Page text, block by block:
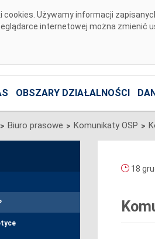
cookies. Używamy informacji
internetowej można zmienić
OBSZARY DZIAŁALNOŚCI
> Biuro prasowe > Komunikaty OSP >
18